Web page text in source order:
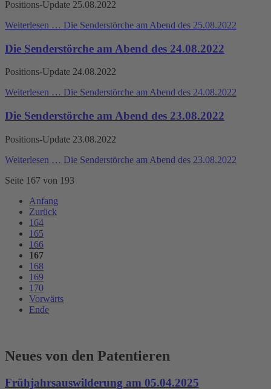
Positions-Update 25.08.2022
Weiterlesen … Die Senderstörche am Abend des 25.08.2022
Die Senderstörche am Abend des 24.08.2022
Positions-Update 24.08.2022
Weiterlesen … Die Senderstörche am Abend des 24.08.2022
Die Senderstörche am Abend des 23.08.2022
Positions-Update 23.08.2022
Weiterlesen … Die Senderstörche am Abend des 23.08.2022
Seite 167 von 193
Anfang
Zurück
164
165
166
167
168
169
170
Vorwärts
Ende
Neues von den Patentieren
Frühjahrsauswilderung am 05.04.2025